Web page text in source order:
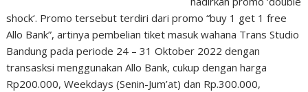
shock‘. Promo tersebut terdiri dari promo “buy 1 get 1 free
Allo Bank”, artinya pembelian tiket masuk wahana Trans Studio
Bandung pada periode 24 – 31 Oktober 2022 dengan
transasksi menggunakan Allo Bank, cukup dengan harga
Rp200.000, Weekdays (Senin-Jum’at) dan Rp.300.000,